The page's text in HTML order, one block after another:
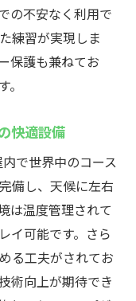
の不安なく利用で
練習が実現しま
保護も兼ねてお
快適設備
で世界中のコース
備し、天候に左右
は温度管理されて
イ可能です。さら
る工夫がされてお
術向上が期待でき